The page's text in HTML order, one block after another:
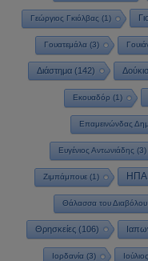
Γεώργιος Γκιόλβας (1)
Γουατεμάλα (3)
Διάστημα (142)
Εκουαδόρ (1)
Επαμεινώνδας
Ευγένιος Αντωνιάδης (3)
Ζιμπάμπουε(1) ΗΠΑ
Θάλασσα του Διαβόλου
Θρησκείες(106)
Ιορδανία (3)